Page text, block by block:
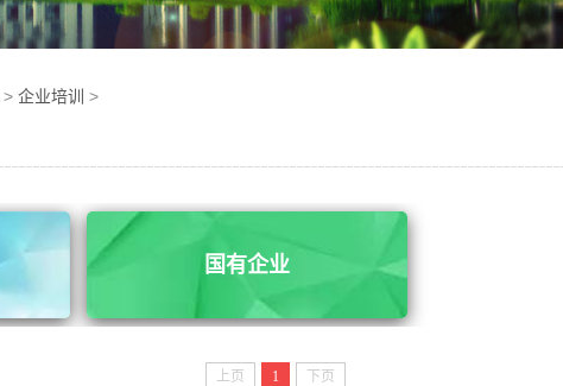
> 企业培训 >
国有企业
上页 1 下页